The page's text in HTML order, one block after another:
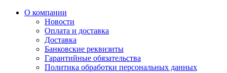
О компании
Новости
Оплата и доставка
Доставка
Банковские реквизиты
Гарантийные обязательства
Политика обработки персональных данных